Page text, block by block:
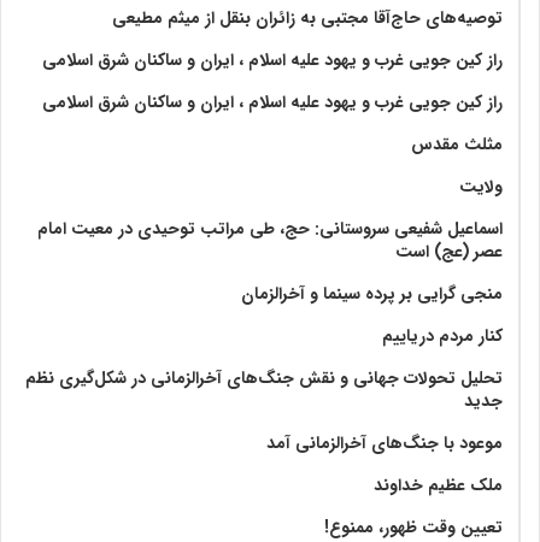
توصیه‌های حاج‌آقا مجتبی به زائران بنقل از میثم مطیعی
راز کین جویی غرب و یهود علیه اسلام ، ایران و ساکنان شرق اسلامی
راز کین جویی غرب و یهود علیه اسلام ، ایران و ساکنان شرق اسلامی
مثلث مقدس
ولايت‏
اسماعیل شفیعی سروستانی: حج، طی مراتب توحیدی در معیت امام
عصر (عج) است
منجی گرایی بر پرده سینما و آخرالزمان
کنار مردم دریاییم
تحلیل تحولات جهانی و نقش جنگ‌های آخرالزمانی در شکل‌گیری نظم
جدید
موعود با جنگ‌های آخرالزمانی آمد
ملک عظیم خداوند
تعیین وقت ظهور، ممنوع!